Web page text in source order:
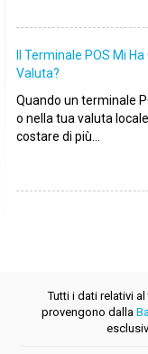
Il Terminale POS Mi
Valuta?
Quando un terminale
o nella tua valuta
costare di più...
Tutti i dati relativi
provengono dalla